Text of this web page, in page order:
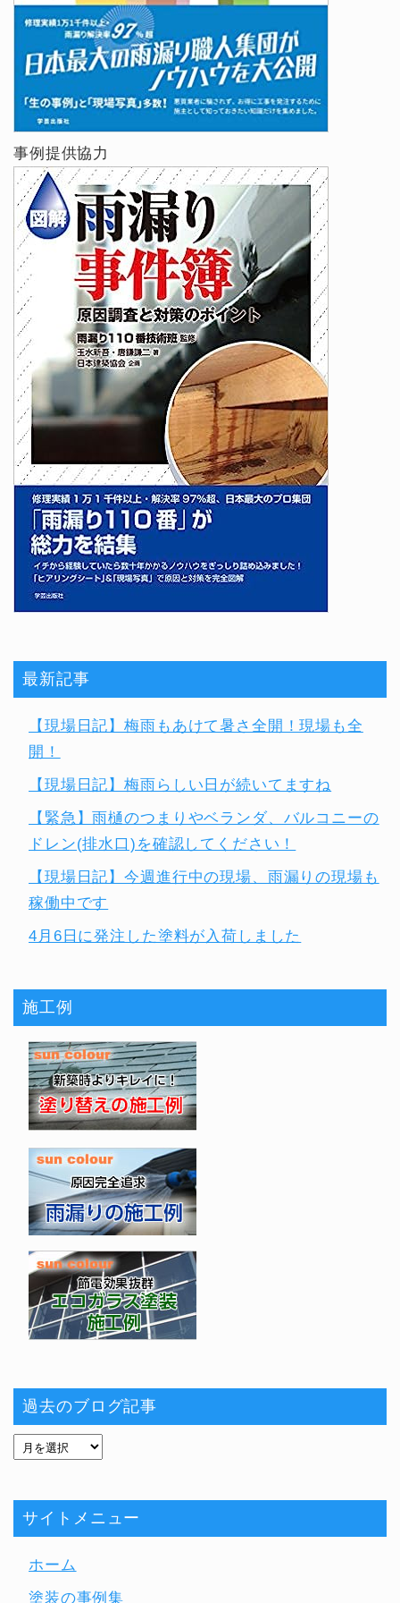
事例提供協力
最新記事
【現場日記】梅雨もあけて暑さ全開！現場も全
開！
【現場日記】梅雨らしい日が続いてますね
【緊急】雨樋のつまりやベランダ、バルコニーの
ドレン(排水口)を確認してください！
【現場日記】今週進行中の現場、雨漏りの現場も
稼働中です
4月6日に発注した塗料が入荷しました
施工例
過去のブログ記事
サイトメニュー
ホーム
塗装の事例集